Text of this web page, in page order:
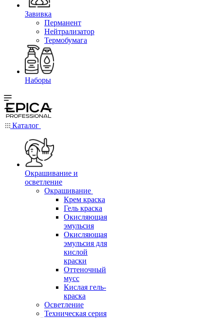
Завивка
Перманент
Нейтрализатор
Термобумага
Наборы
Каталог
Окрашивание и
осветление
Окрашивание
Крем краска
Гель краска
Окисляющая
эмульсия
Окисляющая
эмульсия для
кислой
краски
Оттеночный
мусс
Кислая гель-
краска
Осветление
Техническая серия